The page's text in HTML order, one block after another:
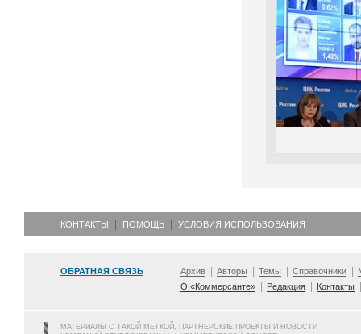
КОНТАКТЫ ПОМОЩЬ УСЛОВИЯ ИСПОЛЬЗОВАНИЯ
ОБРАТНАЯ СВЯЗЬ Архив Авторы Темы Справочники
О «Коммерсанте»
Редакция Контакты
МАТЕРИАЛЫ С ТАКОЙ МЕТКОЙ, ПАРТНЕРСКИЕ ПРОЕКТЫ И НОВОСТИ